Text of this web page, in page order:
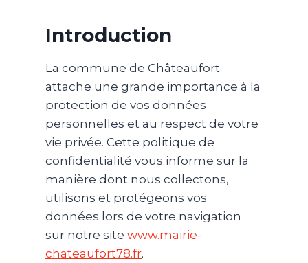
Introduction
La commune de Châteaufort
attache une grande importance à la
protection de vos données
personnelles et au respect de votre
vie privée. Cette politique de
confidentialité vous informe sur la
manière dont nous collectons,
utilisons et protégeons vos
données lors de votre navigation
sur notre site www.mairie-
chateaufort78.fr.